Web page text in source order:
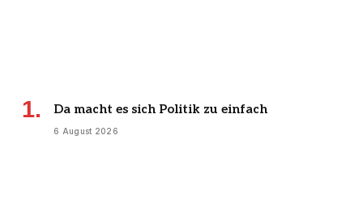
Da macht es sich Politik zu einfach
6 August 2026